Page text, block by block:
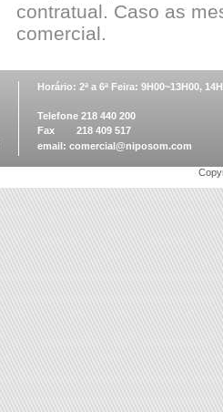
contratual. Caso as
comercial.
Horário: 2ª a 6ª Feira: 9H00~13H00,
Telefone 218 440 200
Fax 218 409 517
email: comercial@niposom.com